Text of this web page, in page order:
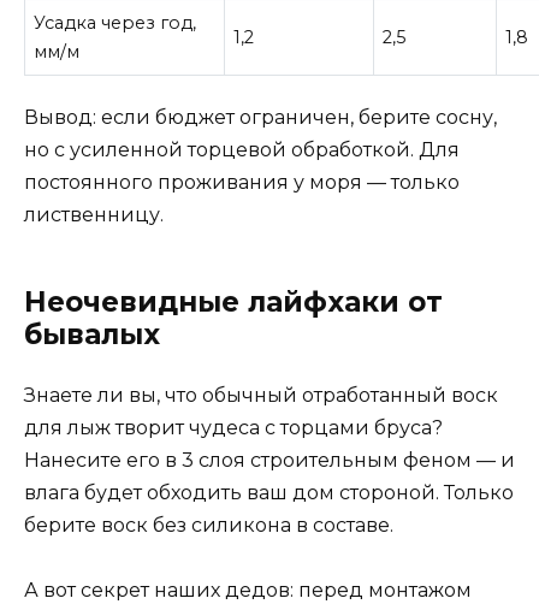
Усадка через год,
мм/м
1,2 2,5 1,8
Вывод: если бюджет ограничен, берите сосну,
но с усиленной торцевой обработкой. Для
постоянного проживания у моря — только
лиственницу.
Неочевидные лайфхаки от
бывалых
Знаете ли вы, что обычный отработанный воск
для лыж творит чудеса с торцами бруса?
Нанесите его в 3 слоя строительным феном — и
влага будет обходить ваш дом стороной. Только
берите воск без силикона в составе.
А вот секрет наших дедов: перед монтажом